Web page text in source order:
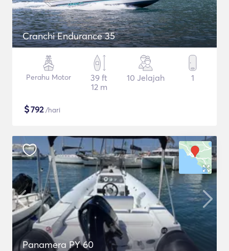
Cranchi Endurance 35
Perahu Motor
39 ft
12 m
10 Jelajah 1
$792/hari
Panamera PY 60